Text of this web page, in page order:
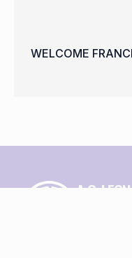
WELCOME
A.C.